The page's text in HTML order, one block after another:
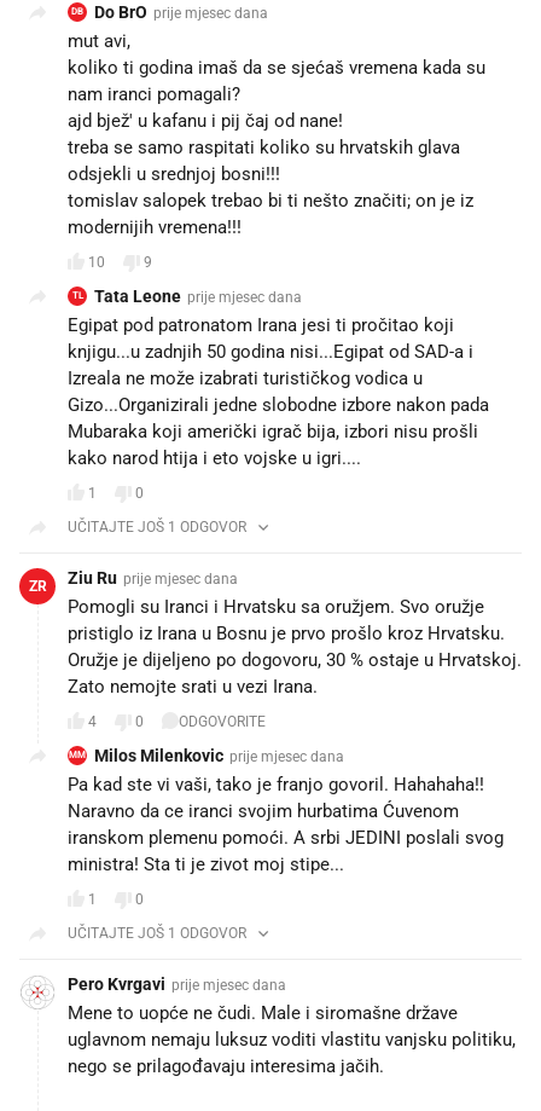
DB Do BrO prije mjesec dana
mut avi,
koliko ti godina imaš da se sjećaš vremena kada su
nam iranci pomagali?
ajd bjež' u kafanu i pij čaj od nane!
treba se samo raspitati koliko su hrvatskih glava
odsjekli u srednjoj bosni!!!
tomislav salopek trebao bi ti nešto značiti; on je iz
modernijih vremena!!!
10 9
TL Tata Leone prije mjesec dana
Egipat pod patronatom Irana jesi ti pročitao koji
knjigu...u zadnjih 50 godina nisi...Egipat od SAD-a i
Izreala ne može izabrati turističkog vodica u
Gizo...Organizirali jedne slobodne izbore nakon pada
Mubaraka koji američki igrač bija, izbori nisu prošli
kako narod htija i eto vojske u igri....
1
0
UČITAJTE JOŠ 1 ODGOVOR
ZR Ziu Ru prije mjesec dana
Pomogli su Iranci i Hrvatsku sa oružjem. Svo oružje
pristiglo iz Irana u Bosnu je prvo prošlo kroz Hrvatsku.
Oružje je dijeljeno po dogovoru, 30 % ostaje u Hrvatskoj.
Zato nemojte srati u vezi Irana.
4 0 ODGOVORITE
MM Milos Milenkovic prije mjesec dana
Pa kad ste vi vaši, tako je franjo govoril. Hahahaha!!
Naravno da ce iranci svojim hurbatima Ćuvenom
iranskom plemenu pomoći. A srbi JEDINI poslali svog
ministra! Sta ti je zivot moj stipe...
1
0
UČITAJTE JOŠ 1 ODGOVOR
Pero Kvrgavi prije mjesec dana
Mene to uopće ne čudi. Male i siromašne države
uglavnom nemaju luksuz voditi vlastitu vanjsku politiku,
nego se prilagođavaju interesima jačih.